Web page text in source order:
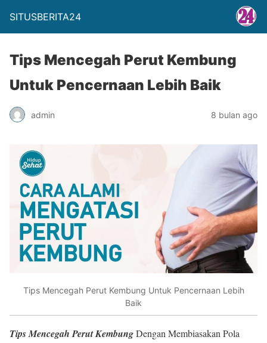
SITUSBERITA24
Tips Mencegah Perut Kembung
Untuk Pencernaan Lebih Baik
admin 8 bulan ago
Tips Mencegah Perut Kembung Untuk Pencernaan Lebih
Baik
Tips Mencegah Perut KembungDengan Membiasakan Pola